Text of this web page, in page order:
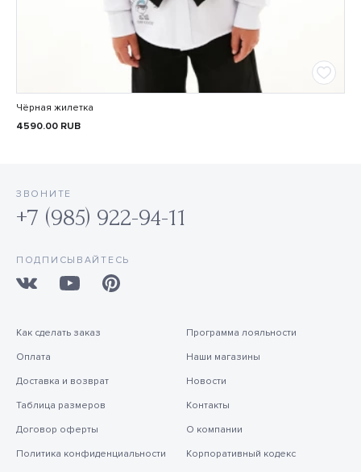
Чёрная жилетка
4590.00 RUB
ЗВОНИТЕ
+7 (985) 922-94-11
ПОДПИСЫВАЙТЕСЬ
Как сделать заказ
Оплата
Доставка и возврат
Таблица размеров
Договор оферты
Политика конфиденциальности
Программа лояльности
Наши магазины
Новости
Контакты
О компании
Корпоративный кодекс